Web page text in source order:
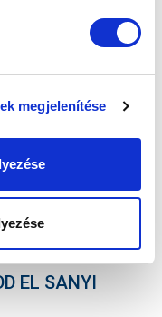
megjelenítése
EL SANYI